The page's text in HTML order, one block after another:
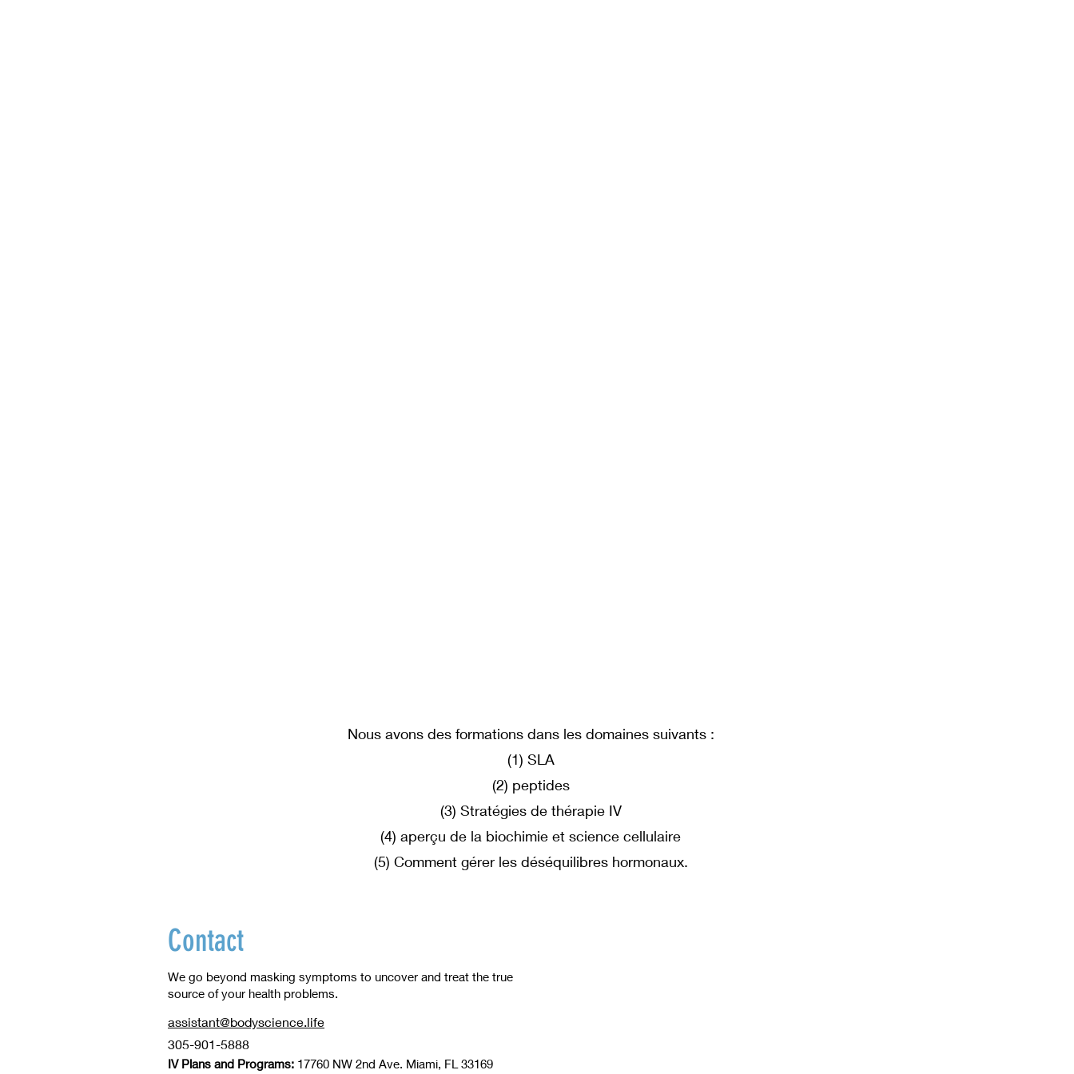
Nous avons des formations dans les domaines suivants :
(1) SLA
(2) peptides
(3) Stratégies de thérapie IV
(4) aperçu de la biochimie et science cellulaire
(5) Comment gérer les déséquilibres hormonaux.
Contact
We go beyond masking symptoms to uncover and treat the true
source of your health problems.
assistant@bodyscience.life
305-901-5888
IV Plans and Programs: 17760 NW 2nd Ave. Miami, FL 33169